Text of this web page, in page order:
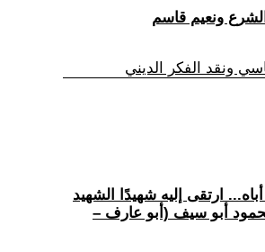
ونقد الفكر الديني
ارتقى إليه شهيدًا الشهيد
أبو سيف (أبو عارف –